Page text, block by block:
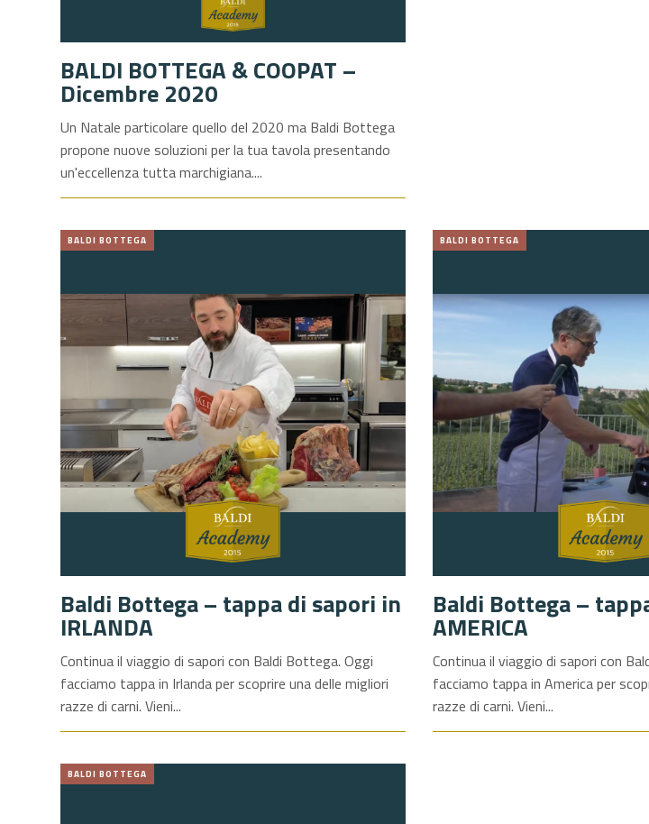
BALDI BOTTEGA & COOPAT –
Dicembre 2020
Un Natale particolare quello del 2020 ma Baldi Bottega
propone nuove soluzioni per la tua tavola presentando
un'eccellenza tutta marchigiana.
BALDI BOTTEGA
Baldi Bottega – tappa di sapori in
IRLANDA
Continua il viaggio di sapori con Baldi Bottega. Oggi
facciamo tappa in Irlanda per scoprire una delle migliori
razze di carni. Vieni
BALDI BOTTEGA
Baldi Bottega –
AMERICA
Continua il viaggio di sapori con
facciamo tappa in America per
razze di carni. Vieni
BALDI BOTTEGA